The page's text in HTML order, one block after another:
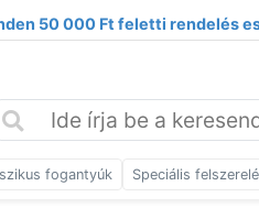
50 000 Ft feletti rendelés
fogantyúk Speciális